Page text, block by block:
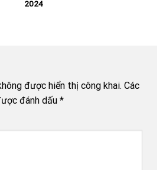
2024
được hiển thị công khai. Các
đánh dấu *